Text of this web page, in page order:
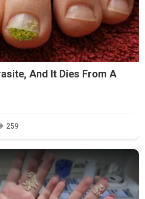
And It Dies From A
259